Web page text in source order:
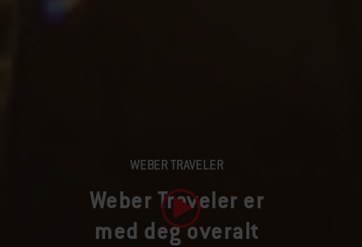
WEBER TRAVELER
Weber Traveler er
med deg overalt
Spill av video